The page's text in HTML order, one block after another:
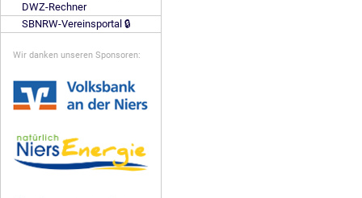
DWZ-Rechner
SBNRW-Vereinsportal 🔒
Wir danken unseren Sponsoren: